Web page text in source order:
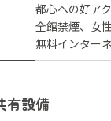
都心への好ア
全館禁煙
女
無料インター
有設備